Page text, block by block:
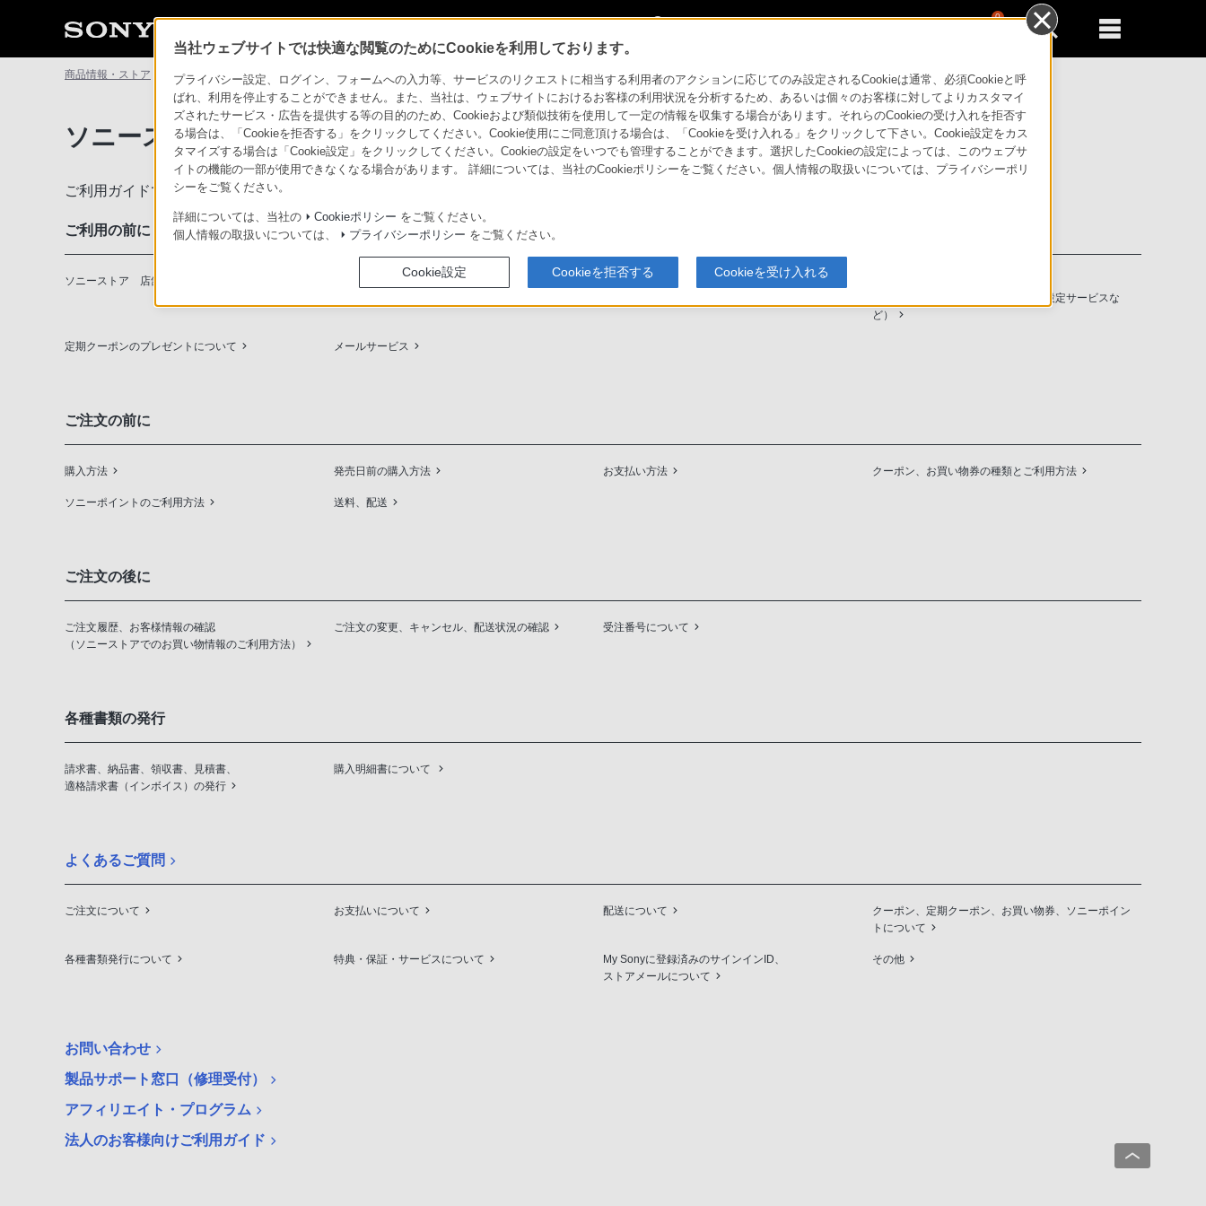
0
商品情報・ストア ソニーストアについて ソニーストアのご利用ガイド
ソニーストアのご利用ガイド
ご利用ガイドでは、ソニーストアのご利用方法・サービスに関しまとめてご案内しております。
ご利用の前に
ソニーストア 店舗のご案内 ソニーショップ（ソニーストア取次店）のご案内 My Sonyでの購入について
（長期保証、下取サービス、設置・設定サービスな
ど）
定期クーポンのプレゼントについて メールサービス
ご注文の前に
購入方法 発売日前の購入方法 お支払い方法 クーポン、お買い物券の種類とご利用方法
ソニーポイントのご利用方法 送料、配送
ご注文の後に
ご注文履歴、お客様情報の確認
（ソニーストアでのお買い物情報のご利用方法）
ご注文の変更、キャンセル、配送状況の確認 受注番号について
各種書類の発行
請求書、納品書、領収書、見積書、
適格請求書（インボイス）の発行
購入明細書について
よくあるご質問
ご注文について お支払いについて 配送について
クーポン、定期クーポン、お買い物券、ソニーポイン
トについて
各種書類発行について 特典・保証・サービスについて
My Sonyに登録済みのサインインID、
ストアメールについて
その他
お問い合わせ
製品サポート窓口（修理受付）
アフィリエイト・プログラム
法人のお客様向けご利用ガイド
当社ウェブサイトでは快適な閲覧のためにCookieを利用しております。
プライバシー設定、ログイン、フォームへの入力等、サービスのリクエストに相当する利用者のアクションに応じてのみ設定されるCookieは通常、必須Cookieと呼
ばれ、利用を停止することができません。また、当社は、ウェブサイトにおけるお客様の利用状況を分析するため、あるいは個々のお客様に対してよりカスタマイ
ズされたサービス・広告を提供する等の目的のため、Cookieおよび類似技術を使用して一定の情報を収集する場合があります。それらのCookieの受け入れを拒否す
る場合は、「Cookieを拒否する」をクリックしてください。Cookie使用にご同意頂ける場合は、「Cookieを受け入れる」をクリックして下さい。Cookie設定をカス
タマイズする場合は「Cookie設定」をクリックしてください。Cookieの設定をいつでも管理することができます。選択したCookieの設定によっては、このウェブサ
イトの機能の一部が使用できなくなる場合があります。 詳細については、当社のCookieポリシーをご覧ください。個人情報の取扱いについては、プライバシーポリ
シーをご覧ください。
詳細については、当社の Cookieポリシー をご覧ください。
個人情報の取扱いについては、
プライバシーポリシー をご覧ください。
Cookie設定 Cookieを拒否する Cookieを受け入れる